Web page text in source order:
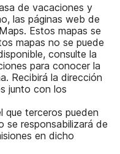
de vacaciones y
las páginas web de
Estos mapas se
mapas no se puede
consulte la
para conocer la
Recibirá la dirección
junto con los
que terceros pueden
se responsabilizará de
en dicho